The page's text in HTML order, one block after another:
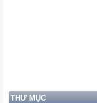
THƯ MỤC